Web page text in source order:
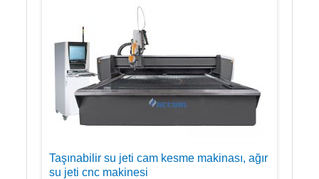
Taşınabilir su jeti cam kesme makinası, ağır
su jeti cnc makinesi